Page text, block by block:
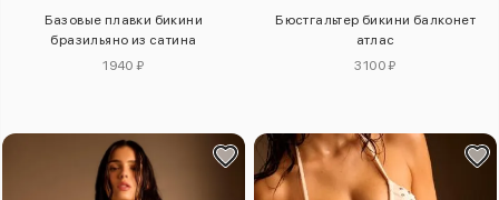
Базовые плавки бикини
бразильяно из сатина
1940 ₽
Бюстгальтер бикини балконет
атлас
3100 ₽